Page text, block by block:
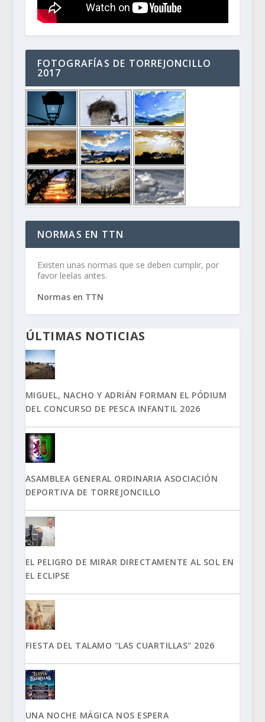
FOTOGRAFÍAS DE TORREJONCILLO
2017
NORMAS EN TTN
Existen unas normas que se deben cumplir, por
favor leelas antes.
Normas en TTN
ÚLTIMAS NOTICIAS
MIGUEL, NACHO Y ADRIÁN FORMAN EL PÓDIUM
DEL CONCURSO DE PESCA INFANTIL 2026
ASAMBLEA GENERAL ORDINARIA ASOCIACIÓN
DEPORTIVA DE TORREJONCILLO
EL PELIGRO DE MIRAR DIRECTAMENTE AL SOL EN
EL ECLIPSE
FIESTA DEL TALAMO "LAS CUARTILLAS" 2026
UNA NOCHE MÁGICA NOS ESPERA